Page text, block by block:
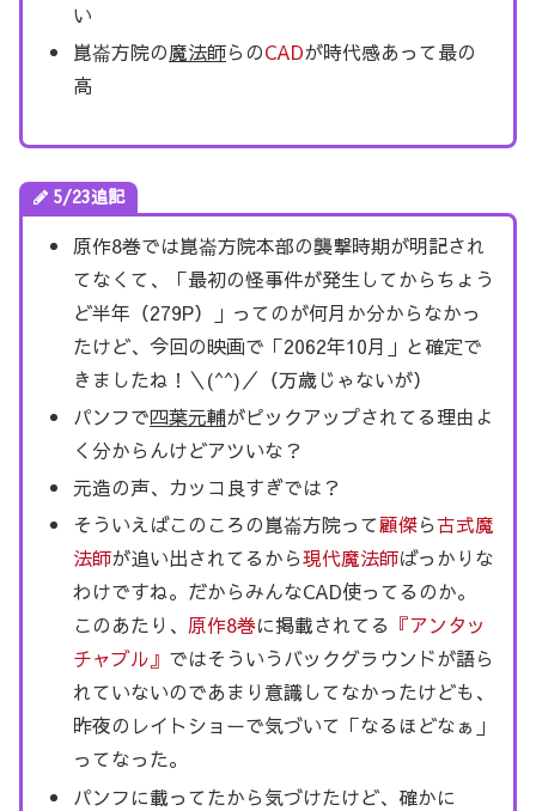
い
崑崙方院の魔法師らのCADが時代感あって最の
高
5/23追記
原作8巻では崑崙方院本部の襲撃時期が明記され
てなくて、「最初の怪事件が発生してからちょう
ど半年（279P）」ってのが何月か分からなかっ
たけど、今回の映画で「2062年10月」と確定で
きましたね！＼(^^)／（万歳じゃないが）
パンフで四葉元輔がピックアップされてる理由よ
く分からんけどアツいな？
元造の声、カッコ良すぎでは？
そういえばこのころの崑崙方院って顧傑ら古式魔
法師が追い出されてるから現代魔法師ばっかりな
わけですね。だからみんなCAD使ってるのか。
このあたり、 原作8巻に掲載されてる 『アンタッ
チャブル』 ではそういうバックグラウンドが語ら
れていないのであまり意識してなかったけども、
昨夜のレイトショーで気づいて「なるほどなぁ」
ってなった。
パンフに載ってたから気づけたけど、確かに